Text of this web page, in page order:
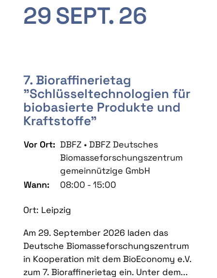
29SEPT. 26
7. Bioraffinerietag
"Schlüsseltechnologien für
biobasierte Produkte und
Kraftstoffe"
Vor Ort: DBFZ • DBFZ Deutsches
Biomasseforschungszentrum
gemeinnützige GmbH
Wann:
08:00 - 15:00
Ort: Leipzig
Am 29. September 2026 laden das
Deutsche Biomasseforschungszentrum
in Kooperation mit dem BioEconomy e.V.
zum 7. Bioraffinerietag ein. Unter dem...